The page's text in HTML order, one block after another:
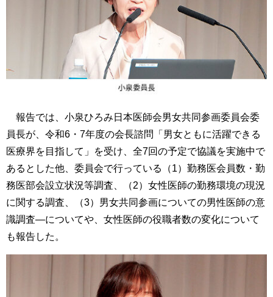
報告では、小泉ひろみ日本医師会男女共同参画委員会委
員長が、令和6・7年度の会長諮問「男女ともに活躍できる
医療界を目指して」を受け、全7回の予定で協議を実施中で
あるとした他、委員会で行っている（1）勤務医会員数・勤
務医部会設立状況等調査、（2）女性医師の勤務環境の現況
に関する調査、（3）男女共同参画についての男性医師の意
識調査―についてや、女性医師の役職者数の変化について
も報告した。